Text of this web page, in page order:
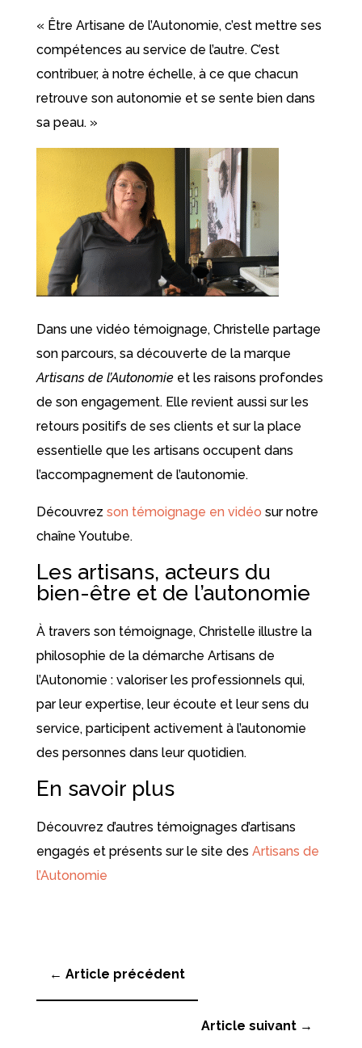
« Être Artisane de l’Autonomie, c’est mettre ses
compétences au service de l’autre. C’est
contribuer, à notre échelle, à ce que chacun
retrouve son autonomie et se sente bien dans
sa peau. »
Dans une vidéo témoignage, Christelle partage
son parcours, sa découverte de la marque
Artisans de l’Autonomieet les raisons profondes
de son engagement. Elle revient aussi sur les
retours positifs de ses clients et sur la place
essentielle que les artisans occupent dans
l’accompagnement de l’autonomie.
Découvrez son témoignage en vidéo sur notre
chaîne Youtube.
Les artisans, acteurs du
bien-être et de l’autonomie
À travers son témoignage, Christelle illustre la
philosophie de la démarche Artisans de
l’Autonomie : valoriser les professionnels qui,
par leur expertise, leur écoute et leur sens du
service, participent activement à l’autonomie
des personnes dans leur quotidien.
En savoir plus
Découvrez d’autres témoignages d’artisans
engagés et présents sur le site des Artisans de
l’Autonomie
← Article précédent
Article suivant →